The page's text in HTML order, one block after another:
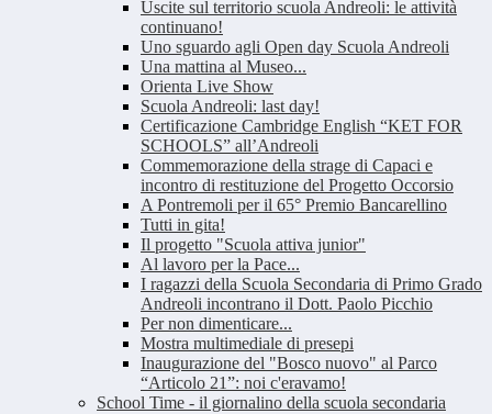
Uscite sul territorio scuola Andreoli: le attività
continuano!
Uno sguardo agli Open day Scuola Andreoli
Una mattina al Museo...
Orienta Live Show
Scuola Andreoli: last day!
Certificazione Cambridge English “KET FOR
SCHOOLS” all’Andreoli
Commemorazione della strage di Capaci e
incontro di restituzione del Progetto Occorsio
A Pontremoli per il 65° Premio Bancarellino
Tutti in gita!
Il progetto "Scuola attiva junior"
Al lavoro per la Pace...
I ragazzi della Scuola Secondaria di Primo Grado
Andreoli incontrano il Dott. Paolo Picchio
Per non dimenticare...
Mostra multimediale di presepi
Inaugurazione del "Bosco nuovo" al Parco
“Articolo 21”: noi c'eravamo!
School Time - il giornalino della scuola secondaria